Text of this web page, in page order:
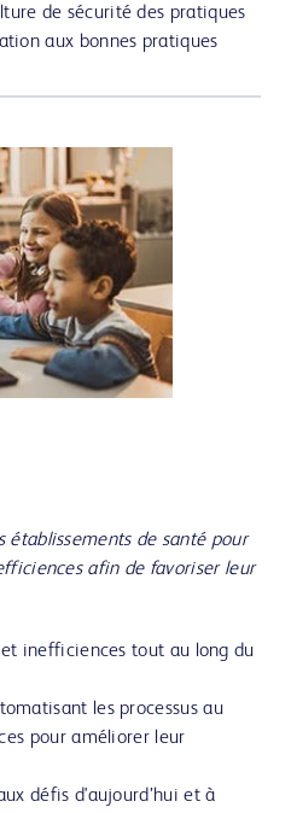
de sécurité des pratiques
aux bonnes pratiques
établissements de santé pour
afin de favoriser leur
inefficiences tout au long du
les processus au
pour améliorer leur
défis d'aujourd’hui et à